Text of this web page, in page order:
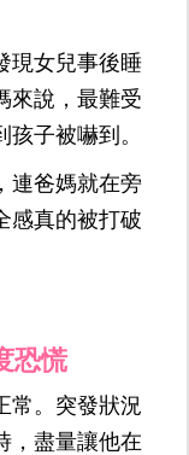
現女兒事後睡
來說，最難受
子被嚇到。
連爸媽就在旁
感真的被打破
恐慌
常。突發狀況
，盡量讓他在